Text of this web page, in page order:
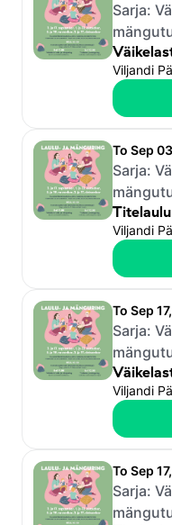
Sarja:
Viljandi
To Sep
Sarja:
Viljandi
To Sep
Sarja:
Viljandi
To Sep
Sarja: